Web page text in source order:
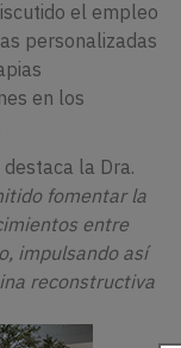
el empleo
personalizadas
en los
la Dra.
fomentar la
entre
impulsando así
reconstructiva